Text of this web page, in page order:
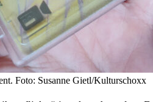
Foto: Susanne Gietl/Kulturschoxx